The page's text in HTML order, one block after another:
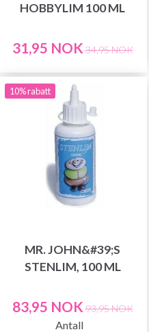
HOBBYLIM 100 ML
31,95 NOK 34,95 NOK
10% rabatt
MR. JOHN&#39;S
STENLIM, 100 ML
83,95 NOK 93,95 NOK
Antall